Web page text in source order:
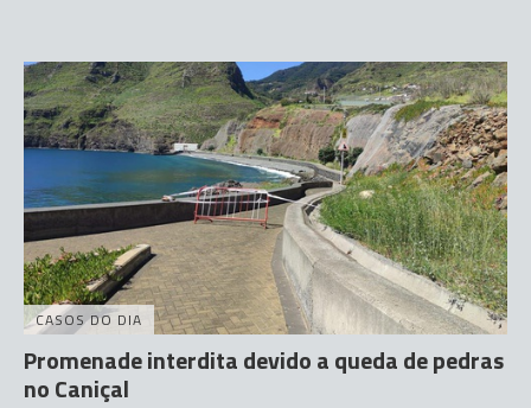
CASOS DO DIA
Promenade interdita devido a queda de pedras
no Caniçal